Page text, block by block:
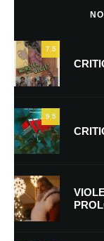
Nom*
E-mail
7.5
9.5